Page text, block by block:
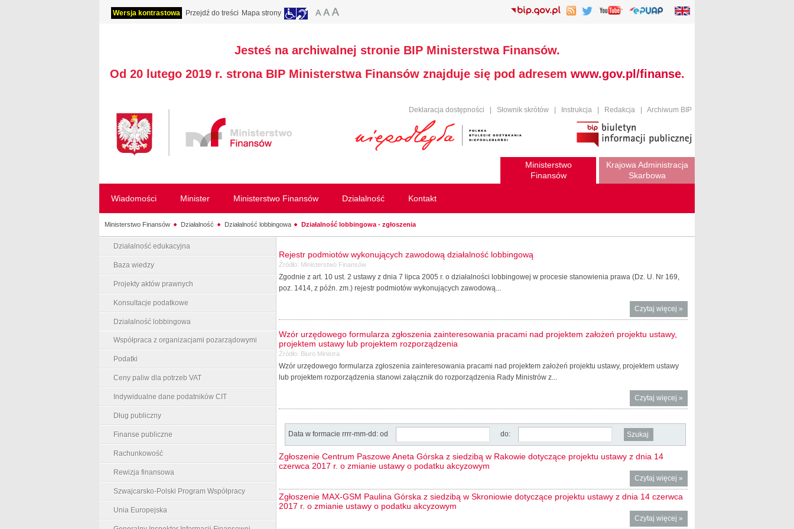
Wersja kontrastowa Przejdź do treści Mapa strony
Jesteś na archiwalnej stronie BIP Ministerstwa Finansów.
Od 20 lutego 2019 r. strona BIP Ministerstwa Finansów znajduje się pod adresem www.gov.pl/finanse.
Deklaracja dostępności Słownik skrótów Instrukcja Redakcja Archiwum BIP
Ministerstwo
Finansów
Krajowa Administracja
Skarbowa
Wiadomości Minister Ministerstwo Finansów Działalność Kontakt
Ministerstwo Finansów Działalność Działalność lobbingowa Działalność lobbingowa - zgłoszenia
Działalność edukacyjna
Baza wiedzy
Projekty aktów prawnych
Konsultacje podatkowe
Działalność lobbingowa
Współpraca z organizacjami pozarządowymi
Podatki
Ceny paliw dla potrzeb VAT
Indywidualne dane podatników CIT
Dług publiczny
Finanse publiczne
Rachunkowość
Rewizja finansowa
Szwajcarsko-Polski Program Współpracy
Unia Europejska
Rejestr podmiotów wykonujących zawodową działalność lobbingową
Źródło: Ministerstwo Finansów
Zgodnie z art. 10 ust. 2 ustawy z dnia 7 lipca 2005 r. o działalności lobbingowej w procesie stanowienia prawa (Dz. U. Nr 169,
poz. 1414, z późn. zm.) rejestr podmiotów wykonujących zawodową...
Czytaj więcej o Rejestr
podmiotów
»
Wzór urzędowego formularza zgłoszenia zainteresowania pracami nad projektem założeń projektu ustawy,
projektem ustawy lub projektem rozporządzenia
Źródło: Biuro Ministra
Wzór urzędowego formularza zgłoszenia zainteresowania pracami nad projektem założeń projektu ustawy, projektem ustawy
lub projektem rozporządzenia stanowi załącznik do rozporządzenia Rady Ministrów z...
Czytaj więcej o Wzór
urzędowego
założeń projektu
ustawy,
projektem
ustawy lub
projektem
»
Data w formacie rrrr-mm-dd: od do:
Zgłoszenie Centrum Paszowe Aneta Górska z siedzibą w Rakowie dotyczące projektu ustawy z dnia 14
czerwca 2017 r. o zmianie ustawy o podatku akcyzowym
Czytaj więcej o
Zgłoszenie
Centrum
Paszowe
Aneta
»
Zgłoszenie MAX-GSM Paulina Górska z siedzibą w Skroniowie dotyczące projektu ustawy z dnia 14 czerwca
2017 r. o zmianie ustawy o podatku akcyzowym
Czytaj więcej o
»